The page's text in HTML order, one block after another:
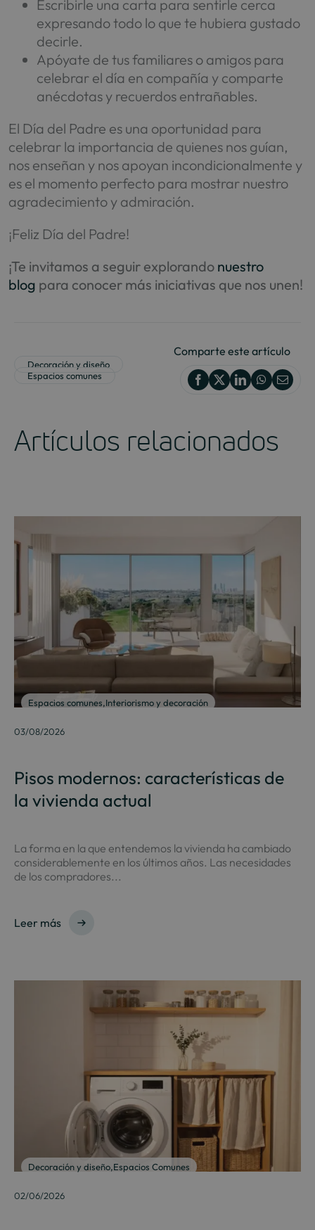
Escribirle una carta para sentirle cerca
expresando todo lo que te hubiera gustado
decirle.
Apóyate de tus familiares o amigos para
celebrar el día en compañía y comparte
anécdotas y recuerdos entrañables.
El Día del Padre es una oportunidad para
celebrar la importancia de quienes nos guían,
nos enseñan y nos apoyan incondicionalmente y
es el momento perfecto para mostrar nuestro
agradecimiento y admiración.
¡Feliz Día del Padre!
¡Te invitamos a seguir explorando nuestro
blog para conocer más iniciativas que nos unen!
Decoración y diseño
Espacios comunes
Comparte este artículo
Artículos relacionados
Espacios comunes,Interiorismo y decoración
03/08/2026
Pisos modernos: características de
la vivienda actual
La forma en la que entendemos la vivienda ha cambiado
considerablemente en los últimos años. Las necesidades
de los compradores...
Leer más
Decoración y diseño,Espacios Comunes
02/06/2026